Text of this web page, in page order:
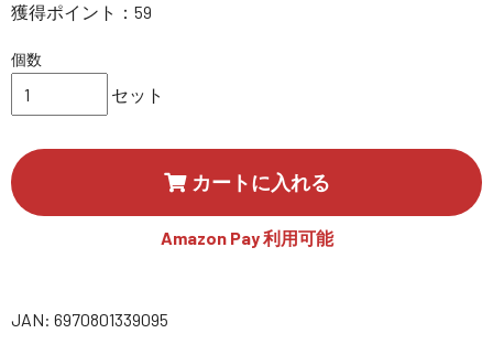
コーポレートサイト
獲得ポイント：59
個数
セット
カートに入れる
Amazon Pay 利用可能
JAN: 6970801339095